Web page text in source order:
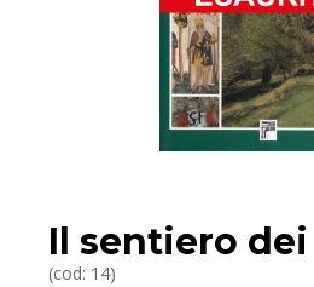
Il sentiero
(cod: 14)